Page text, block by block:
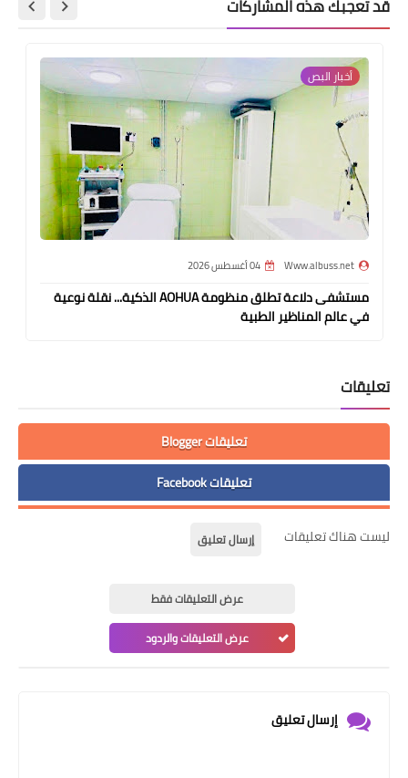
قد تُعجبك هذه المشاركات
أخبار البص
Www.albuss.net 04 أغسطس 2026
مستشفى دلاعة تطلق منظومة AOHUA الذكية... نقلة نوعية
في عالم المناظير الطبية
تعليقات
تعليقات Blogger
تعليقات Facebook
ليست هناك تعليقات إرسال تعليق
عرض التعليقات فقط
عرض التعليقات والردود
إرسال تعليق